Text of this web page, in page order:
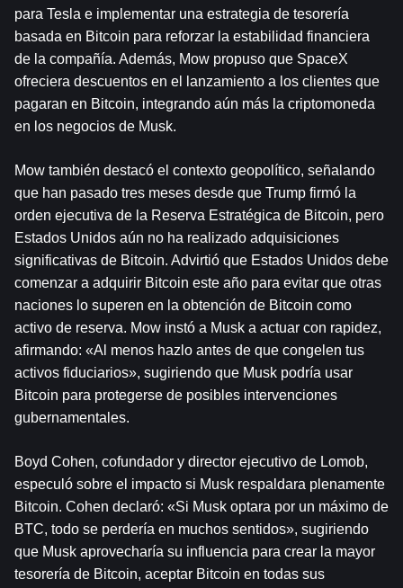
para Tesla e implementar una estrategia de tesorería
basada en Bitcoin para reforzar la estabilidad financiera
de la compañía. Además, Mow propuso que SpaceX
ofreciera descuentos en el lanzamiento a los clientes que
pagaran en Bitcoin, integrando aún más la criptomoneda
en los negocios de Musk.
Mow también destacó el contexto geopolítico, señalando
que han pasado tres meses desde que Trump firmó la
orden ejecutiva de la Reserva Estratégica de Bitcoin, pero
Estados Unidos aún no ha realizado adquisiciones
significativas de Bitcoin. Advirtió que Estados Unidos debe
comenzar a adquirir Bitcoin este año para evitar que otras
naciones lo superen en la obtención de Bitcoin como
activo de reserva. Mow instó a Musk a actuar con rapidez,
afirmando: «Al menos hazlo antes de que congelen tus
activos fiduciarios», sugiriendo que Musk podría usar
Bitcoin para protegerse de posibles intervenciones
gubernamentales.
Boyd Cohen, cofundador y director ejecutivo de Lomob,
especuló sobre el impacto si Musk respaldara plenamente
Bitcoin. Cohen declaró: «Si Musk optara por un máximo de
BTC, todo se perdería en muchos sentidos», sugiriendo
que Musk aprovecharía su influencia para crear la mayor
tesorería de Bitcoin, aceptar Bitcoin en todas sus